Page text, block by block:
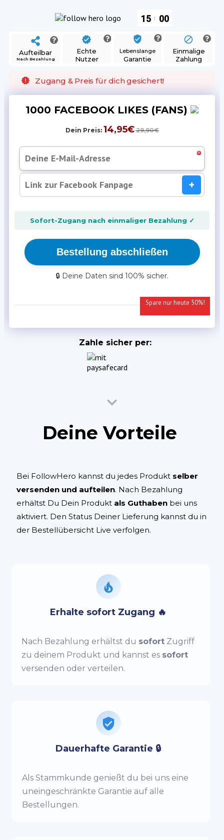
15 : 00
Aufteilbar
Nach Bezahlung
Echte
Nutzer
Lebenslange
Garantie
Einmalige
Zahlung
Zugang & Preis für dich gesichert!
Spare nur heute 50%!
1000 FACEBOOK LIKES (FANS)
Dein Preis: 14,95€ 29,90€
+
Sofort-Zugang nach einmaliger Bezahlung ✓
Bestellung abschließen
🔒 Deine Daten sind 100% sicher.
Zahle sicher per:
Deine Vorteile
Bei FollowHero kannst du jedes Produkt selber
versenden und aufteilen. Nach Bezahlung
erhältst Du Dein Produkt als Guthaben bei uns
aktiviert. Den Status Deiner Lieferung kannst du in
der Bestellübersicht Live verfolgen.
Erhalte sofort Zugang 🔥
Nach Bezahlung erhältst du sofort Zugriff
zu deinem Produkt und kannst es sofort
versenden oder verteilen.
Dauerhafte Garantie 🔒
Als Stammkunde genießt du bei uns eine
uneingeschränkte Garantie auf alle
Bestellungen.